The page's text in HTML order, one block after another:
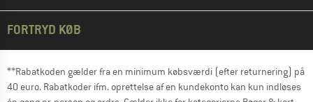
FORTRYD KØB
**Rabatkoden gælder fra en minimum købsværdi (efter returnering) på
40 euro. Rabatkoder ifm. oprettelse af en kundekonto kan kun indløses